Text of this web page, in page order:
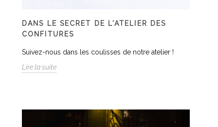
DANS LE SECRET DE L'ATELIER DES
CONFITURES
Suivez-nous dans les coulisses de notre atelier !
Lire la suite